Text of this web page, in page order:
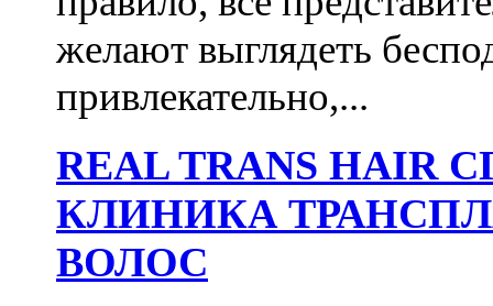
желают выглядеть
привлекательно,...
REAL TRANS
КЛИНИКА
ВОЛОС